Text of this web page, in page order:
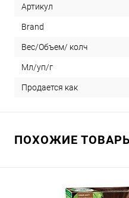
Артикул
Brand
Вес/Объем/ колч
Мл/уп/г
Продается как
ПОХОЖИЕ